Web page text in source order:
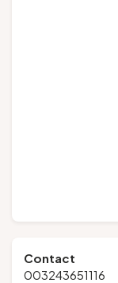
Contact
003243651116